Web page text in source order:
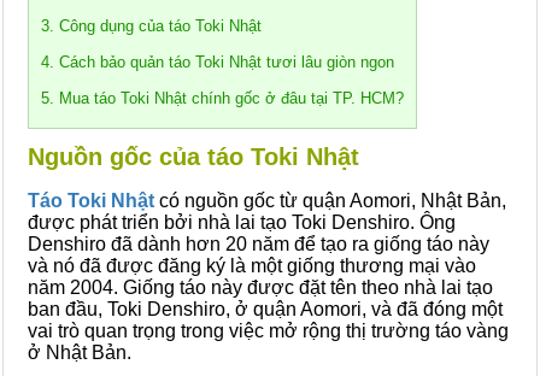
3. Công dụng của táo Toki Nhật
4. Cách bảo quản táo Toki Nhật tươi lâu giòn ngon
5. Mua táo Toki Nhật chính gốc ở đâu tại TP. HCM?
Nguồn gốc của táo Toki Nhật
Táo Toki Nhật có nguồn gốc từ quận Aomori, Nhật Bản,
được phát triển bởi nhà lai tạo Toki Denshiro. Ông
Denshiro đã dành hơn 20 năm để tạo ra giống táo này
và nó đã được đăng ký là một giống thương mại vào
năm 2004. Giống táo này được đặt tên theo nhà lai tạo
ban đầu, Toki Denshiro, ở quận Aomori, và đã đóng một
vai trò quan trọng trong việc mở rộng thị trường táo vàng
ở Nhật Bản.